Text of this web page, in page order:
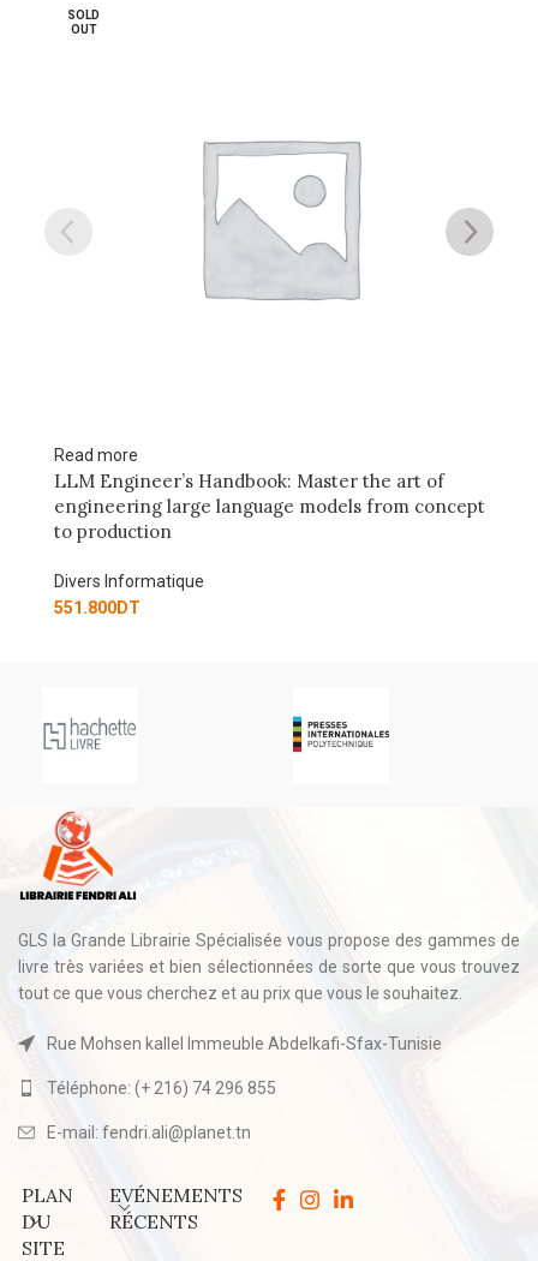
Master the art of
models from concept
Generative AI for
Guide to Innovative AI
GLS la Grande Librairie Spécialisée vous propose des gammes de
livre très variées et bien sélectionnées de sorte que vous trouvez
tout ce que vous cherchez et au prix que vous le souhaitez.
Rue Mohsen kallel Immeuble Abdelkafi-Sfax-Tunisie
Téléphone: (+ 216) 74 296 855
E-mail: fendri.ali@planet.tn
PLAN
DU
SITE
EVÉNEMENTS
RÉCENTS